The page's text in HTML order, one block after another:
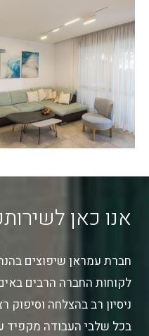
אנו כאן
חברת עמראן שיפוצים
לקוחות החברה הרבים
ניסיון רב בהצלחה
בכל שלבי העבודה מקפיד